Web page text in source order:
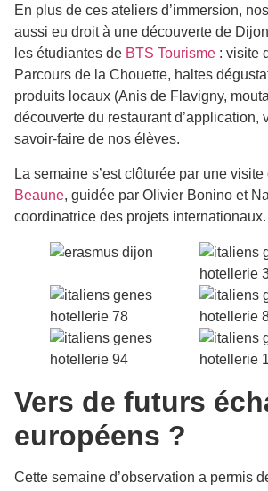
En plus de ces ateliers d’immersion,
aussi eu droit à une découverte de
les étudiantes de BTS Tourisme : visite
Parcours de la Chouette, haltes
produits locaux (Anis de Flavigny,
découverte du restaurant d’application,
savoir-faire de nos élèves.
La semaine s’est clôturée par une visite
Beaune, guidée par Olivier Bonino et
coordinatrice des projets internationaux.
Vers de futurs
européens ?
Cette semaine d’observation a permis